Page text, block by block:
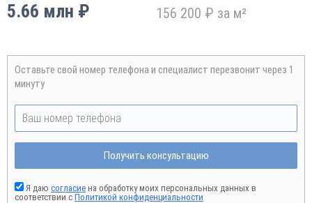
5.66 млн ₽ 156 200 ₽ за м²
Оставьте свой номер телефона и специалист перезвонит через 1
минуту
Получить консультацию
Я даю согласие на обработку моих персональных данных в
соответствии с Политикой конфиденциальности